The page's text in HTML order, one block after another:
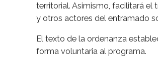
territorial. Asimismo, facilitará
y otros actores del entramado
El texto de la ordenanza
forma voluntaria al programa.